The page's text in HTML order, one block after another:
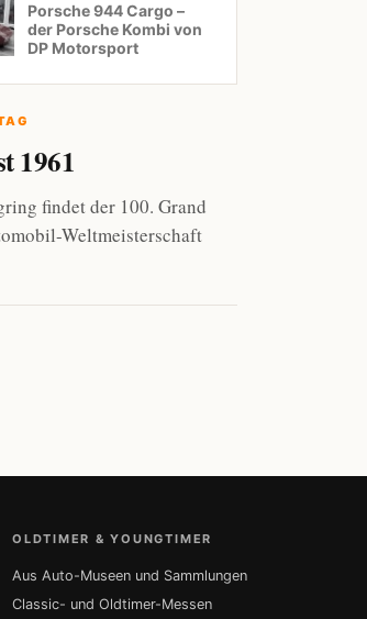
Porsche 944 Cargo –
der Porsche Kombi von
DP Motorsport
1961
findet der 100. Grand
Weltmeisterschaft
OLDTIMER & YOUNGTIMER
Aus Auto-Museen und Sammlungen
Classic- und Oldtimer-Messen